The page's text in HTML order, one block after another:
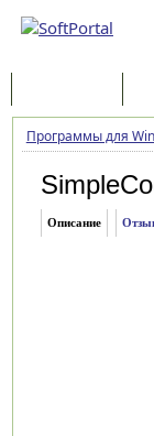
Программы для
Описание